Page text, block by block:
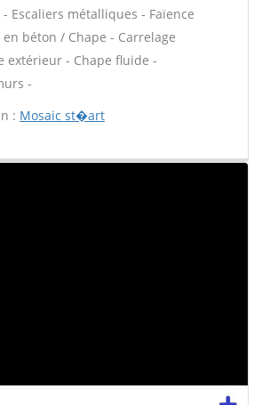
Escaliers métalliques - Faïence
béton / Chape - Carrelage
extérieur - Chape fluide -
-
: Mosaic st�art